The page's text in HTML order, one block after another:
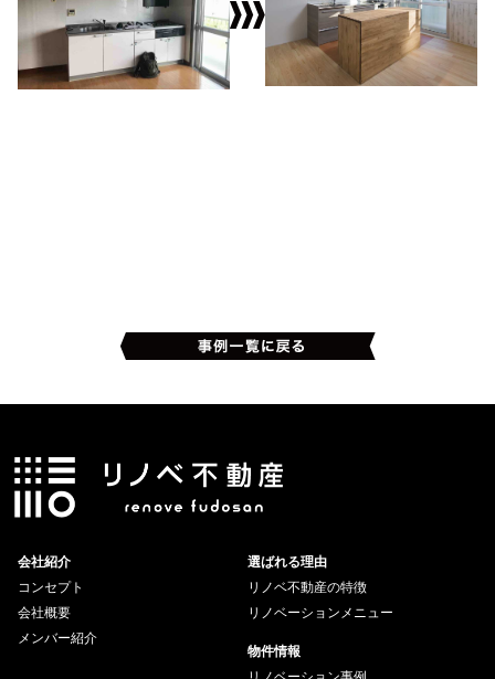
会社紹介
コンセプト
会社概要
メンバー紹介
選ばれる理由
リノベ不動産の特徴
リノベーションメニュー
物件情報